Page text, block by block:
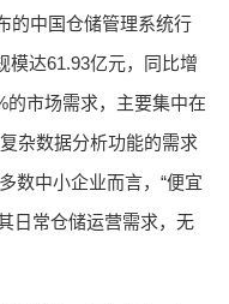
的中国仓储管理系统行
模达61.93亿元，同比增
的市场需求，主要集中在
杂数据分析功能的需求
数中小企业而言，“便宜
日常仓储运营需求，无